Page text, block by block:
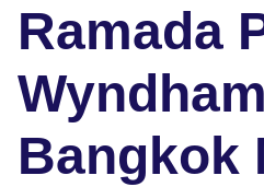
Ramada
Wyndham
Bangkok